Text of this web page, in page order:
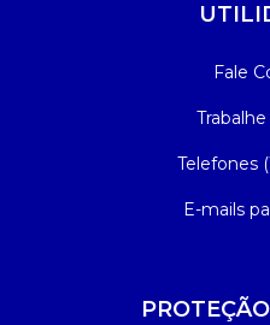
Fale
Telefones
E-mails